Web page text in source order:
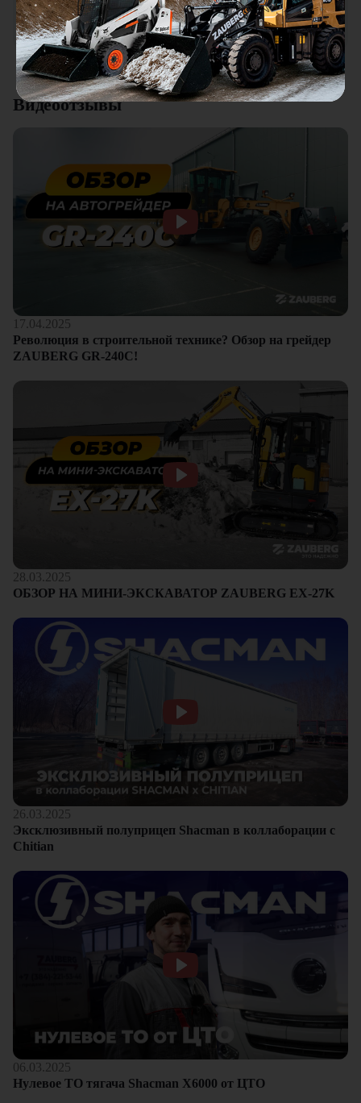
Смотреть все отзывы
качества. Отдельный плюс это внимательное отношение к
клиентам.
Видеоотзывы
17.04.2025
Революция в строительной технике? Обзор на грейдер
ZAUBERG GR-240C!
28.03.2025
ОБЗОР НА МИНИ-ЭКСКАВАТОР ZAUBERG EX-27K
26.03.2025
Эксклюзивный полуприцеп Shacman в коллаборации с
Chitian
06.03.2025
Нулевое ТО тягача Shacman Х6000 от ЦТО